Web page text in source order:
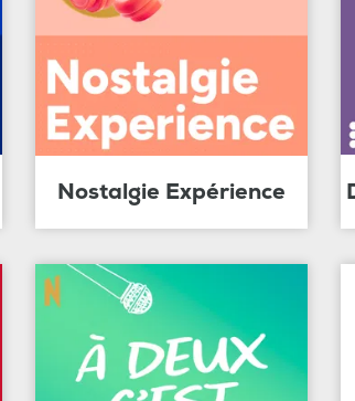
Nostalgie Expérience